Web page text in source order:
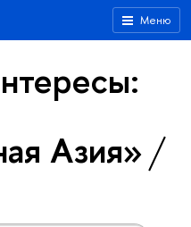
Меню
Азия»